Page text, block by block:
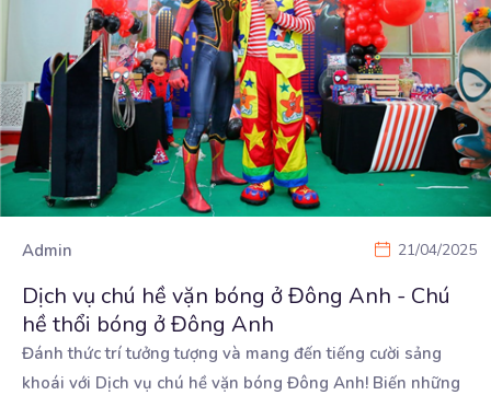
Admin 21/04/2025
Dịch vụ chú hề vặn bóng ở Đông Anh - Chú
hề thổi bóng ở Đông Anh
Đánh thức trí tưởng tượng và mang đến tiếng cười sảng
khoái với Dịch vụ chú hề vặn bóng Đông Anh! Biến những